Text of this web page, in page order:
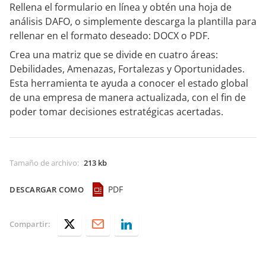
Rellena el formulario en línea y obtén una hoja de
análisis DAFO, o simplemente descarga la plantilla para
rellenar en el formato deseado: DOCX o PDF.
Crea una matriz que se divide en cuatro áreas:
Debilidades, Amenazas, Fortalezas y Oportunidades.
Esta herramienta te ayuda a conocer el estado global
de una empresa de manera actualizada, con el fin de
poder tomar decisiones estratégicas acertadas.
Tamaño de archivo: 213 kb
DESCARGAR COMO PDF
Compartir: